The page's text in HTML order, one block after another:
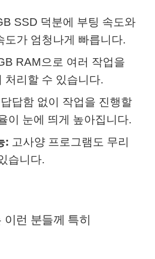
SSD 덕분에 부팅 속도와
도가 엄청나게 빠릅니다.
RAM으로 여러 작업을
처리할 수 있습니다.
답답함 없이 작업을 진행할
이 눈에 띄게 높아집니다.
: 고사양 프로그램도 무리
습니다.
런 분들께 특히